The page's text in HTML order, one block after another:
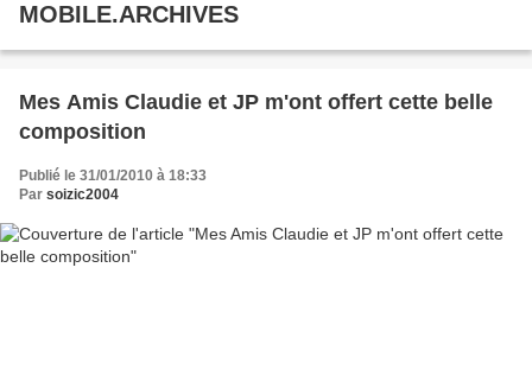
MOBILE.ARCHIVES
Mes Amis Claudie et JP m'ont offert cette belle
composition
Publié le 31/01/2010 à 18:33
Par soizic2004